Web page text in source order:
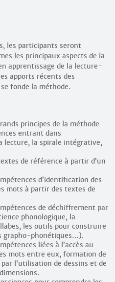
les participants seront
les principaux aspects de la
apprentissage de la lecture-
apports récents des
fonde la méthode.
principes de la méthode
entrant dans
lecture, la spirale intégrative,
de référence à partir d’un
d’identification des
mots à partir des textes de
de déchiffrement par
phonologique, la
les outils pour construire
grapho-phonétiques…).
liées à l’accès au
mots entre eux, formation de
l’utilisation de dessins et de